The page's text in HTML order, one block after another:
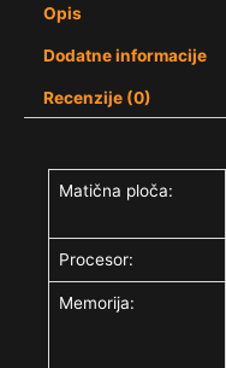
Opis
Dodatne informacije
Recenzije (0)
Matična ploča:
Procesor:
Memorija: